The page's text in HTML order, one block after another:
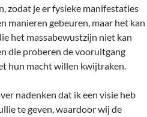
zodat je er fysieke manifestaties
manieren gebeuren, maar het kan
het massabewustzijn niet kan
die proberen de vooruitgang
hun macht willen kwijtraken.
nadenken dat ik een visie heb
te geven, waardoor wij de